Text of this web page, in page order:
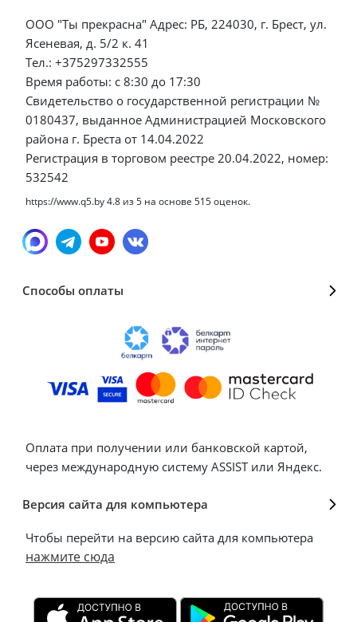
ООО "Ты прекрасна" Адрес: РБ, 224030, г. Брест, ул.
Ясеневая, д. 5/2 к. 41
Тел.: +375297332555
Время работы: с 8:30 до 17:30
Свидетельство о государственной регистрации №
0180437, выданное Администрацией Московского
района г. Бреста от 14.04.2022
Регистрация в торговом реестре 20.04.2022, номер:
532542
https://www.q5.by4.8 из5 на основе 515оценок.
Способы оплаты
Оплата при получении или банковской картой,
через международную систему ASSIST или Яндекс.
Версия сайта для компьютера
Чтобы перейти на версию сайта для компьютера
нажмите сюда